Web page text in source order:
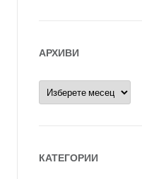
АРХИВИ
Архиви
КАТЕГОРИИ